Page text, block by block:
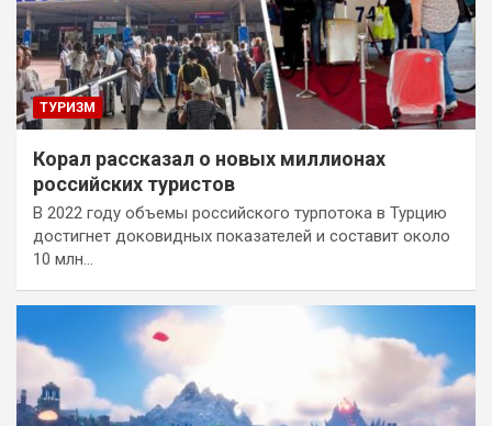
ТУРИЗМ
Корал рассказал о новых миллионах
российских туристов
В 2022 году объемы российского турпотока в Турцию
достигнет доковидных показателей и составит около
10 млн…